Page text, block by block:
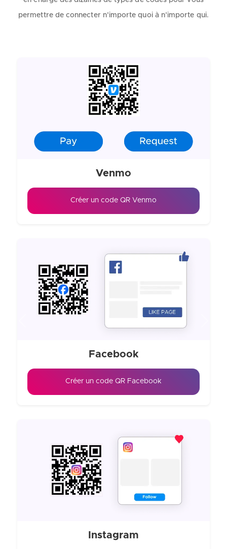
permettre de connecter n’importe quoi à n’importe qui.
Venmo
Créer un code QR Venmo
Facebook
Créer un code QR Facebook
Instagram